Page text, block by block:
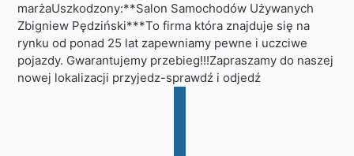
marżaUszkodzony:**Salon Samochodów Używanych
Zbigniew Pędziński***To firma która znajduje się na
rynku od ponad 25 lat zapewniamy pewne i uczciwe
pojazdy. Gwarantujemy przebieg!!!Zapraszamy do naszej
nowej lokalizacji przyjedz-sprawdź i odjedź